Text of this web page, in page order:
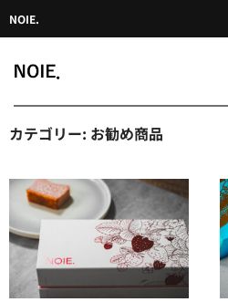
NOIE.
CHEF
SHOP
MAGAZINE
カテゴリー: お勧め商品